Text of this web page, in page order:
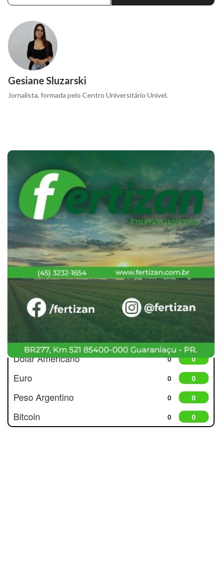
Gesiane Sluzarski
Jornalista, formada pelo Centro Universitário Univel.
Cotações
Dólar Americano 0 0
Euro 0 0
Peso Argentino 0 0
Bitcoin 0 0